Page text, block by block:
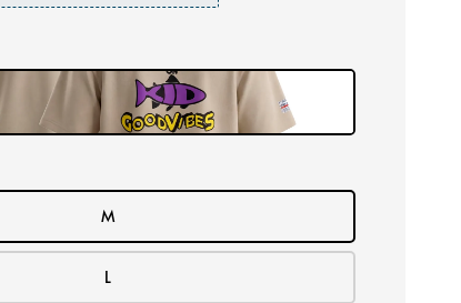
M
L